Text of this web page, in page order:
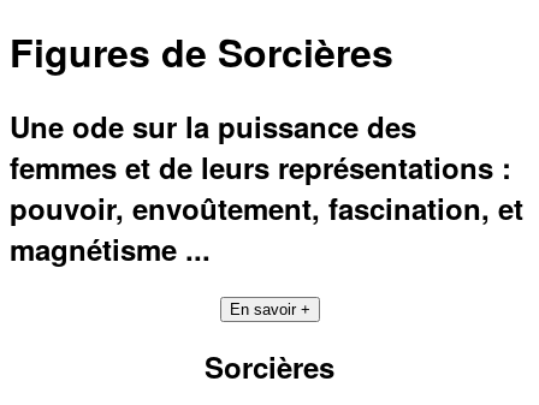
Figures de Sorcières
Une ode sur la puissance des
femmes et de leurs représentations :
pouvoir, envoûtement, fascination, et
magnétisme ...
En savoir +
Sorcières